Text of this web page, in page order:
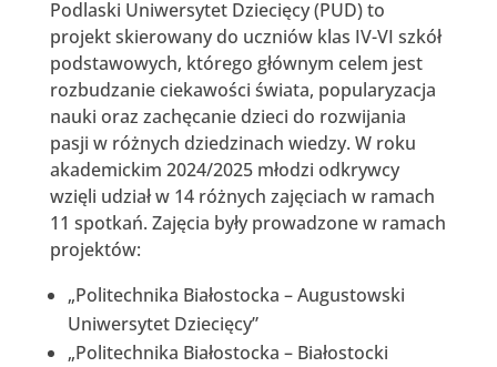
Podlaski Uniwersytet Dziecięcy (PUD) to
projekt skierowany do uczniów klas IV-VI szkół
podstawowych, którego głównym celem jest
rozbudzanie ciekawości świata, popularyzacja
nauki oraz zachęcanie dzieci do rozwijania
pasji w różnych dziedzinach wiedzy. W roku
akademickim 2024/2025 młodzi odkrywcy
wzięli udział w 14 różnych zajęciach w ramach
11 spotkań. Zajęcia były prowadzone w ramach
projektów:
„Politechnika Białostocka – Augustowski
Uniwersytet Dziecięcy”
„Politechnika Białostocka – Białostocki